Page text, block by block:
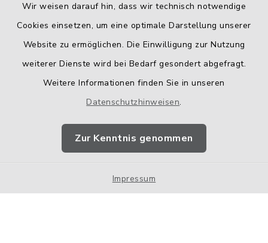
Wir weisen darauf hin, dass wir technisch notwendige
Cookies einsetzen, um eine optimale Darstellung unserer
Website zu ermöglichen. Die Einwilligung zur Nutzung
weiterer Dienste wird bei Bedarf gesondert abgefragt.
Weitere Informationen finden Sie in unseren
Datenschutzhinweisen.
Zur Kenntnis genommen
Impressum
Barrierefreiheit
Impressum
Sitemap